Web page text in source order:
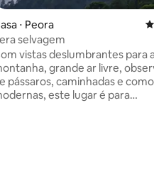
média de 5, 40
⋅ Peora
selvagem
vistas deslumbrantes para
grande ar livre,
pássaros, caminhadas e
este lugar é para